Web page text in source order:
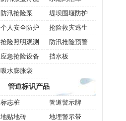
防汛抢险泵
堤坝围堰防护
个人安全防护
抢险救灾逃生
抢险照明观测
防汛抢险预警
应急抢险设备
挡水板
吸水膨胀袋
管道标识产品
标志桩
管道警示牌
地贴地砖
地埋警示带